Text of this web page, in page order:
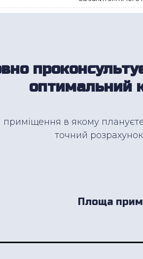
оптимальний
приміщення в якому
точний розрахунок
Площа